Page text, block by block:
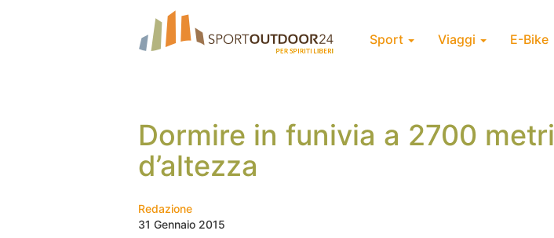
Sport Viaggi E-Bike
Dormire in funivia a 2700 metri
d’altezza
Redazione
31 Gennaio 2015